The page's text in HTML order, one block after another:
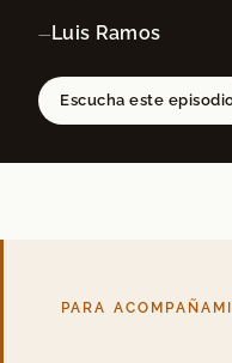
— Luis Ramos
Escucha este
PARA